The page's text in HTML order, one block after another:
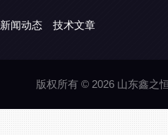
新闻动态 技术文章
版权所有 © 2026 山东鑫之